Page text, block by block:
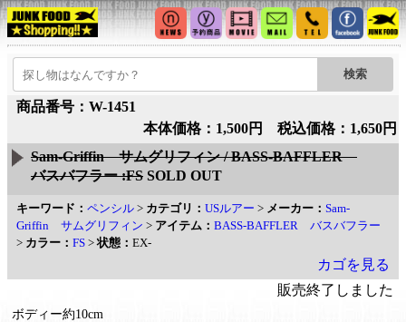
商品番号：W-1451
本体価格：1,500円 税込価格：1,650円
Sam-Griffin サムグリフィン / BASS-BAFFLER
バスバフラー :FS SOLD OUT
キーワード： ペンシル > カテゴリ： USルアー > メーカー： Sam-
Griffin サムグリフィン > アイテム： BASS-BAFFLER バスバフラー
> カラー： FS >状態： EX-
カゴを見る
販売終了しました
ボディー約10cm